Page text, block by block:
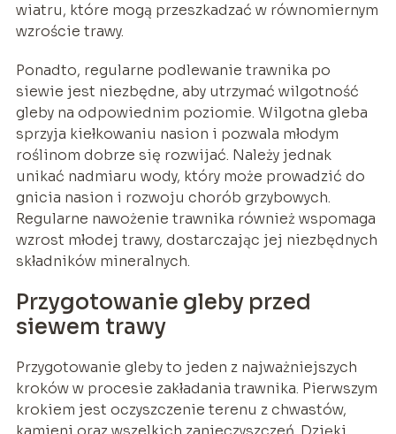
wiatru, które mogą przeszkadzać w równomiernym
wzroście trawy.
Ponadto, regularne podlewanie trawnika po
siewie jest niezbędne, aby utrzymać wilgotność
gleby na odpowiednim poziomie. Wilgotna gleba
sprzyja kiełkowaniu nasion i pozwala młodym
roślinom dobrze się rozwijać. Należy jednak
unikać nadmiaru wody, który może prowadzić do
gnicia nasion i rozwoju chorób grzybowych.
Regularne nawożenie trawnika również wspomaga
wzrost młodej trawy, dostarczając jej niezbędnych
składników mineralnych.
Przygotowanie gleby przed
siewem trawy
Przygotowanie gleby to jeden z najważniejszych
kroków w procesie zakładania trawnika. Pierwszym
krokiem jest oczyszczenie terenu z chwastów,